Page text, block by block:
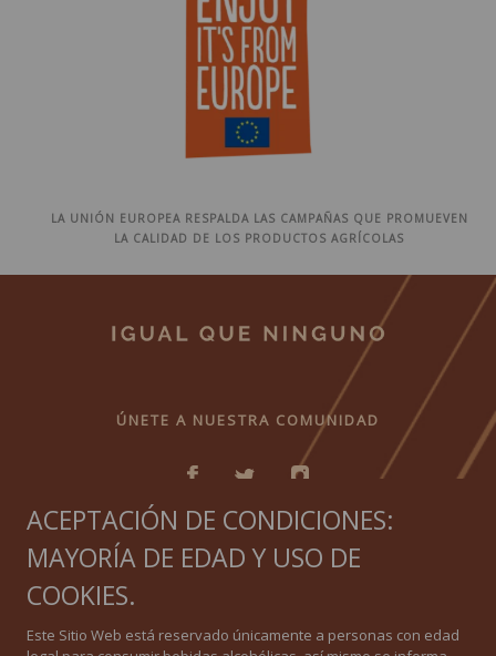
LA UNIÓN EUROPEA RESPALDA LAS CAMPAÑAS QUE PROMUEVEN
LA CALIDAD DE LOS PRODUCTOS AGRÍCOLAS
ÚNETE A NUESTRA COMUNIDAD
IGUAL QUE NINGUNO
Política de privacidad
ACEPTACIÓN DE CONDICIONES:
MAYORÍA DE EDAD Y USO DE
COOKIES.
Este Sitio Web está reservado únicamente a personas con edad